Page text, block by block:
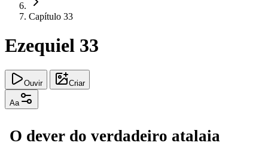
Capítulo 33
Ezequiel 33
Ouvir Criar
Aa
O dever do verdadeiro atalaia